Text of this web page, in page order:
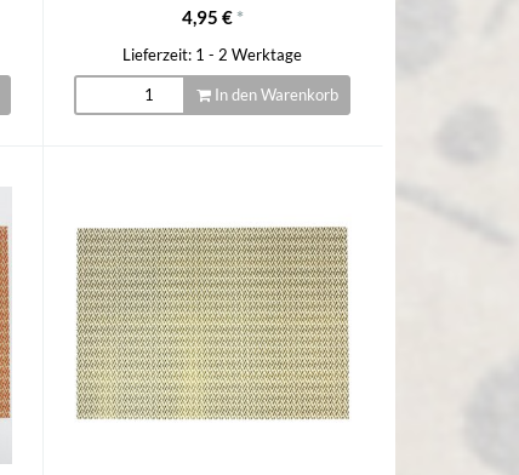
4,95 € *
Lieferzeit: 1 - 2 Werktage
In den Warenkorb